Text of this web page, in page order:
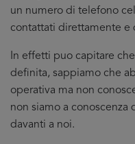
un numero di telefono
contattati direttamente e
In effetti puo capitare
definita, sappiamo che
operativa ma non
non siamo a
davanti a noi.